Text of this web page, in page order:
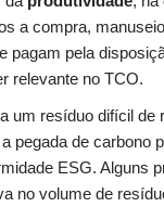
a compra,
pagam pela
relevante no TCO.
um resíduo difícil de
pegada de carbono
ESG. Alguns
no volume de